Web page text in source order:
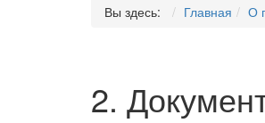
Вы здесь: Главная О
2.